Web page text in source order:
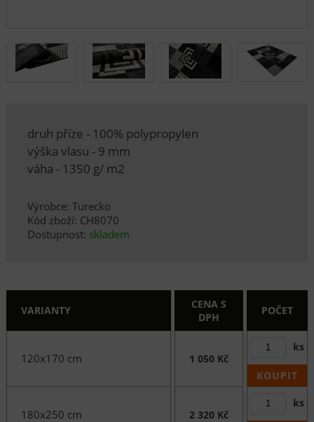
druh příze - 100% polypropylen
výška vlasu - 9 mm
váha - 1350 g/ m2
Výrobce: Turecko
Kód zboží: CH8070
Dostupnost: skladem
VARIANTY
CENA S
DPH
POČET
120x170 cm 1 050 Kč
ks
KOUPIT
180x250 cm 2 320 Kč
ks